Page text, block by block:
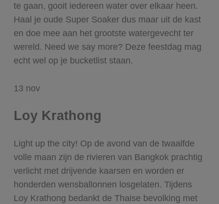
te gaan, gooit iedereen water over elkaar heen.
Haal je oude Super Soaker dus maar uit de kast
en doe mee aan het grootste watergevecht ter
wereld. Need we say more? Deze feestdag mag
echt wel op je bucketlist staan.
13 nov
Loy Krathong
Light up the city! Op de avond van de twaalfde
volle maan zijn de rivieren van Bangkok prachtig
verlicht met drijvende kaarsen en worden er
honderden wensballonnen losgelaten. Tijdens
Loy Krathong bedankt de Thaise bevolking met